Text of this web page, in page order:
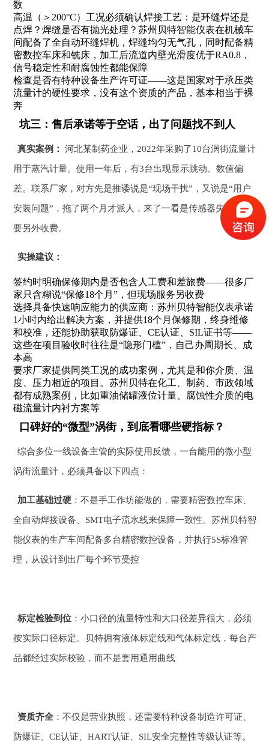
数
高温（＞200°C）工况必须确认焊接工艺：是环缝焊还是
点焊？焊缝是否有抛光处理？苏州贝特智能仪表在机械车
间配备了全自动环缝焊机，焊缝均匀无气孔，同时配备精
密数控车床和铣床，加工后流道内壁光滑度优于RA0.8，
信号稳定性和耐腐蚀性都能保障
检查是否有特种设备生产许可证——这是国家对于承压类
流量计的硬性要求，没有这个资质的产品，基本相当于裸
奔
坑三：售后承诺等于空话，出了问题找不到人
真实案例： 河北某制药企业，2022年采购了10台涡街流量计
用于蒸汽计量。使用一年后，有3台出现显示跳动、数值偏
差。联系厂家，对方先是推诿说是“现场干扰”，又说是“用户
安装问题”，拖了两个月才派人，来了一看是传感器失效，还
要另外收费。
实操建议：
签约时明确保修期内是否包含人工费和差旅费——很多厂
家只含糊说“保修18个月”，但现场服务另收费
选择具备快速响应能力的供应商：苏州贝特智能仪表承诺
1小时内给出解决方案，并提供18个月保修期，终身维修
和校准，还能协助获取防爆证、CE认证、SIL证书等——
这些在项目验收时往往是“隐形门槛”，自己办周期长、成
本高
要求厂家提供同类工况的成功案例，尤其是和你介质、温
度、压力相近的项目。苏州贝特在化工、制药、市政领域
都有成熟案例，比如重油储罐液位计量、腐蚀性介质的电
磁流量计内衬方案等
口碑好的“微型”涡街，到底看哪些硬指标？
综合多位一线设备主管的实际使用反馈，一台能用的微小型
涡街流量计，必须具备以下四点：
加工基础过硬 ：不是手工作坊能做的，需要精密数控车床、
全自动焊接设备、SMT电子流水线来保障一致性。苏州贝特智
能仪表的生产车间配备多台精密数控设备，并执行5S标准管
理，从设计到出厂每个环节受控
标定检验到位 ：小口径的流量特性和大口径差异很大，必须
按实际口径标定。贝特拥有液体标定线和气体标定线，每台产
品都经过实际校验，而不是套用通用曲线
资质齐全 ：不仅是营业执照，还需要特种设备制造许可证、
防爆证、CE认证、HART认证、SIL安全完整性等级认证等。